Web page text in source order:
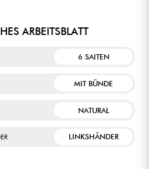
ARBEITSBLATT
6 SAITEN
MIT BÜNDE
NATURAL
LINKSHÄNDER